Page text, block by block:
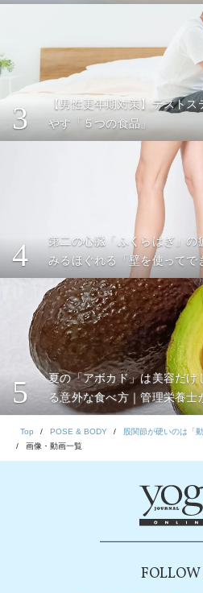
3
【男性更年期対策】テスト
やす「５つの食品」
4
第二の心臓「ふくらはぎ」の
みるほぐれる「壁を使ってで
5
夏の「アボカド」は美容だけ
る意外な食べ方｜管理栄養士
Top POSE & BODY
股関節が硬いのは「
画像・動画一覧
FOLLOW